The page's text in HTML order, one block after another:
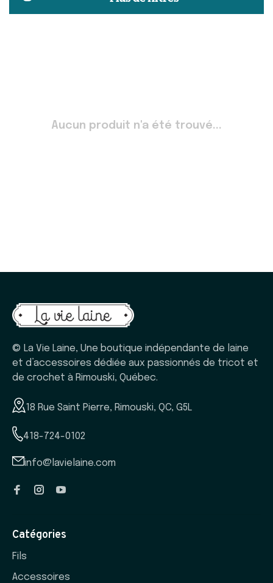
Aucun produit n'a été trouvé...
© La Vie Laine, Une boutique indépendante de laine
et d’accessoires dédiée aux passionnés de tricot et
de crochet à Rimouski, Québec.
18 Rue Saint Pierre, Rimouski, QC, G5L
418-724-0102
info@lavielaine.com
Catégories
Fils
Accessoires